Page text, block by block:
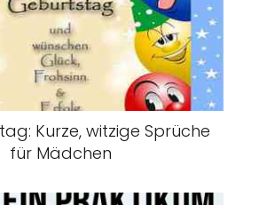
Kurze, witzige Sprüche
für Mädchen